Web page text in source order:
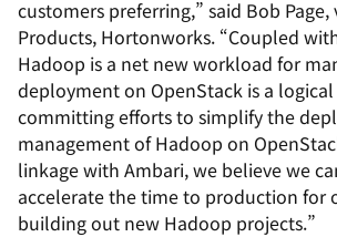
customers preferring,” said Bob
Products, Hortonworks. “Coupled
Hadoop is a net new workload for
deployment on OpenStack is a
committing efforts to simplify the
management of Hadoop on
linkage with Ambari, we believe we
accelerate the time to production for
building out new Hadoop projects.”